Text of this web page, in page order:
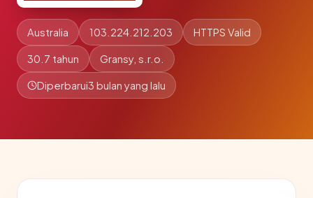
Australia 103.224.212.203 HTTPS Valid
30.7 tahun Gransy, s.r.o.
Diperbarui3 bulan yang lalu